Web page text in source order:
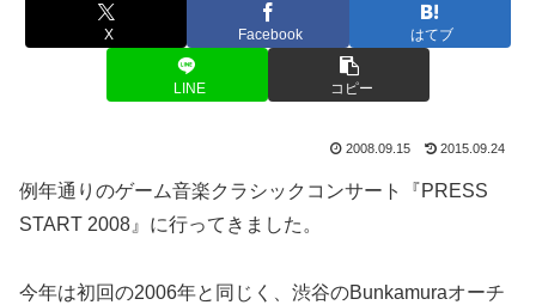
X Facebook はてブ
LINE コピー
2008.09.15 2015.09.24
例年通りのゲーム音楽クラシックコンサート『PRESS
START 2008』に行ってきました。
今年は初回の2006年と同じく、渋谷のBunkamuraオーチ